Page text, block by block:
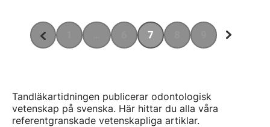
7
Tandläkartidningen publicerar odontologisk
vetenskap på svenska. Här hittar du alla våra
referentgranskade vetenskapliga artiklar.